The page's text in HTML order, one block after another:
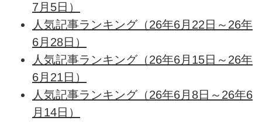
7月5日）
人気記事ランキング（26年6月22日～26年
6月28日）
人気記事ランキング（26年6月15日～26年
6月21日）
人気記事ランキング（26年6月8日～26年6
月14日）